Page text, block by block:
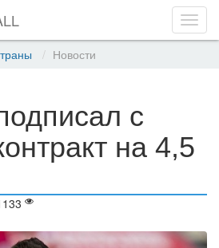
Новости
с
на 4,5